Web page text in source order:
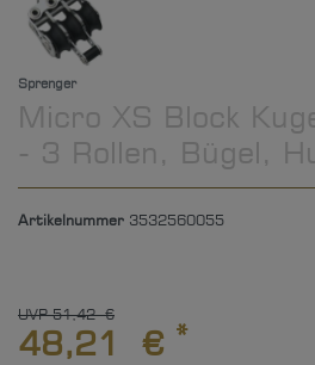
Sprenger
Micro XS Block
- 3 Rollen, Bügel,
Artikelnummer 3532560055
UVP 51,42 €
48,21 € *